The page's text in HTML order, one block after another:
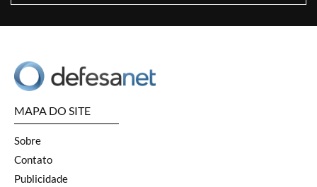
MAPA DO SITE
Sobre
Contato
Publicidade